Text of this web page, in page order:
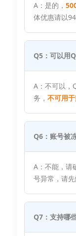
A：是的，
体优惠请以
Q5：可以用
A：不可以，
务，不可用
Q6：账号被
A：不能，请
号异常，请先
Q7：支持哪